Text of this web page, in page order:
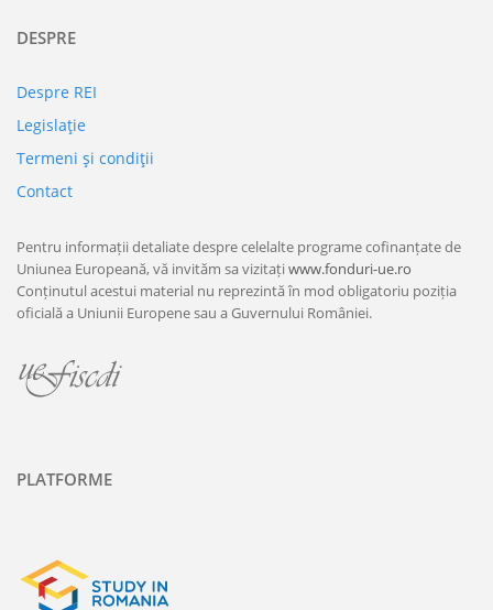
DESPRE
Despre REI
Legislaţie
Termeni şi condiţii
Contact
Pentru informații detaliate despre celelalte programe cofinanțate de
Uniunea Europeană, vă invităm sa vizitațiwww.fonduri-ue.ro
Conținutul acestui material nu reprezintă în mod obligatoriu poziția
oficială a Uniunii Europene sau a Guvernului României.
PLATFORME